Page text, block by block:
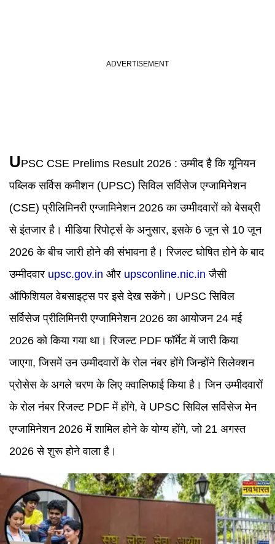
UPSC CSE Prelims Result 2026 : उम्मीद है कि यूनियन
पब्लिक सर्विस कमीशन (UPSC) सिविल सर्विसेज एग्जामिनेशन
(CSE) प्रीलिमिनरी एग्जामिनेशन 2026 का उम्मीदवारों को बेसब्री
से इंतजार है। मीडिया रिपोर्ट्स के अनुसार, इसके 6 जून से 10 जून
2026 के बीच जारी होने की संभावना है। रिजल्ट घोषित होने के बाद
उम्मीदवार upsc.gov.in और upsconline.nic.in जैसी
ऑफिशियल वेबसाइट्स पर इसे देख सकेंगे। UPSC सिविल
सर्विसेज प्रीलिमिनरी एग्जामिनेशन 2026 का आयोजन 24 मई
2026 को किया गया था। रिजल्ट PDF फॉर्मेट में जारी किया
जाएगा, जिसमें उन उम्मीदवारों के रोल नंबर होंगे जिन्होंने सिलेक्शन
प्रोसेस के अगले चरण के लिए क्वालिफाई किया है। जिन उम्मीदवारों
के रोल नंबर रिजल्ट PDF में होंगे, वे UPSC सिविल सर्विसेज मेन
एग्जामिनेशन 2026 में शामिल होने के योग्य होंगे, जो 21 अगस्त
2026 से शुरू होने वाला है।